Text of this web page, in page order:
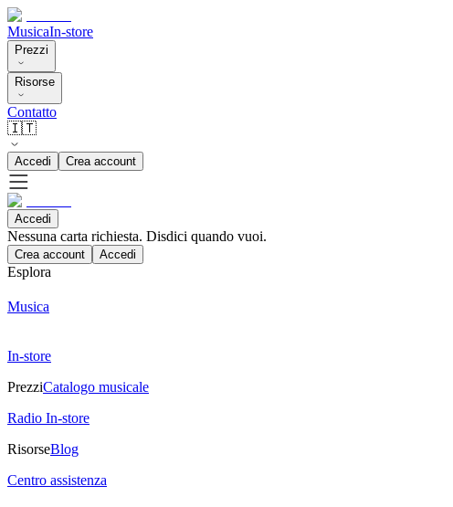
MusicaIn-store
Prezzi
Risorse
Contatto
🇮🇹
Accedi Crea account
Accedi
Nessuna carta richiesta. Disdici quando vuoi.
Crea account Accedi
Esplora
Musica
In-store
PrezziCatalogo musicale
Radio In-store
RisorseBlog
Centro assistenza